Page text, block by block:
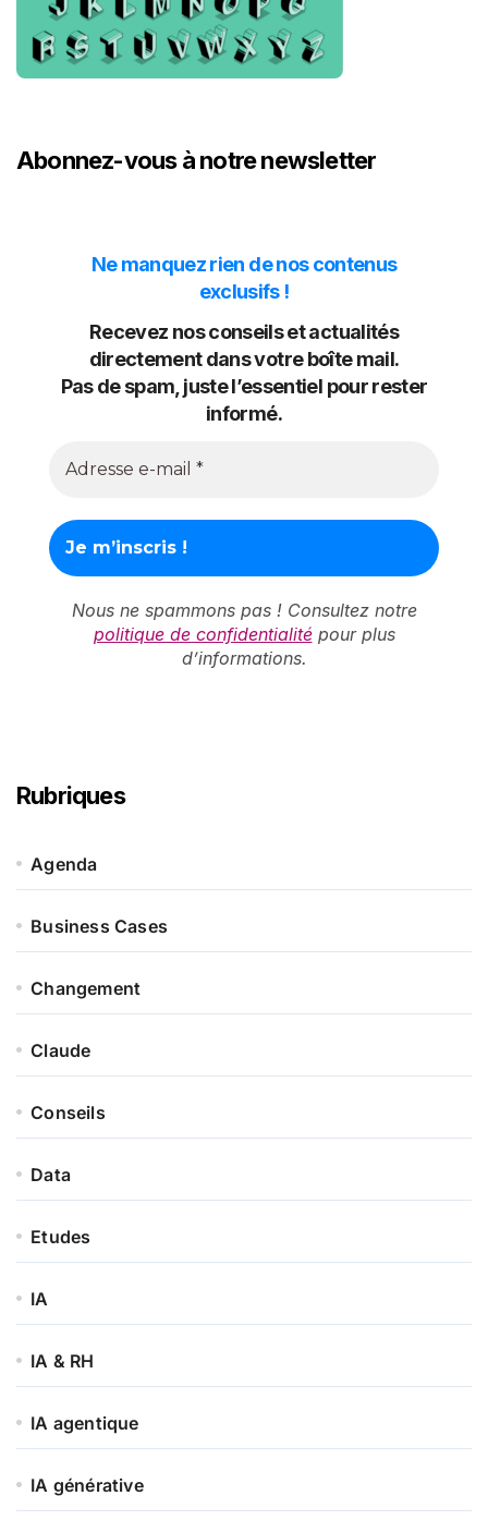
Abonnez-vous à notre newsletter
Ne manquez rien de nos contenus
exclusifs !
Recevez nos conseils et actualités
directement dans votre boîte mail.
Pas de spam, juste l’essentiel pour rester
informé.
Nous ne spammons pas ! Consultez notre
politique de confidentialitépour plus
d’informations.
Rubriques
Agenda
Business Cases
Changement
Claude
Conseils
Data
Etudes
IA
IA & RH
IA agentique
IA générative